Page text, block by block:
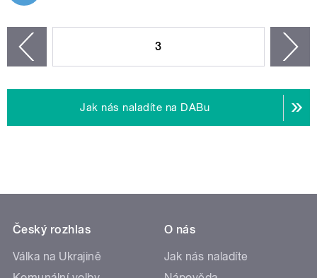
3
Jak nás naladíte na DABu
Český rozhlas
Válka na Ukrajině
O nás
Jak nás naladíte